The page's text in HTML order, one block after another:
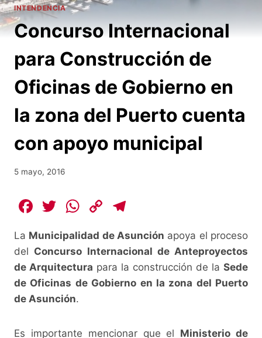
INTENDENCIA
Concurso Internacional
para Construcción de
Oficinas de Gobierno en
la zona del Puerto cuenta
con apoyo municipal
5 mayo, 2016
F
c
e
b
o
T
itt
er
W
at
s
A
C
p
y
Li
e
gr
a
La Municipalidad de Asunción apoya el proceso
del Concurso Internacional de Anteproyectos
de Arquitectura para la construcción de la Sede
de Oficinas de Gobierno en la zona del Puerto
de Asunción.
Es importante mencionar que el Ministerio de